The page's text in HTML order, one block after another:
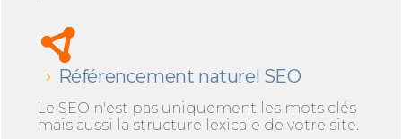
Référencement naturel SEO
Le SEO n'est pas uniquement les mots clés
mais aussi la structure lexicale de votre site.